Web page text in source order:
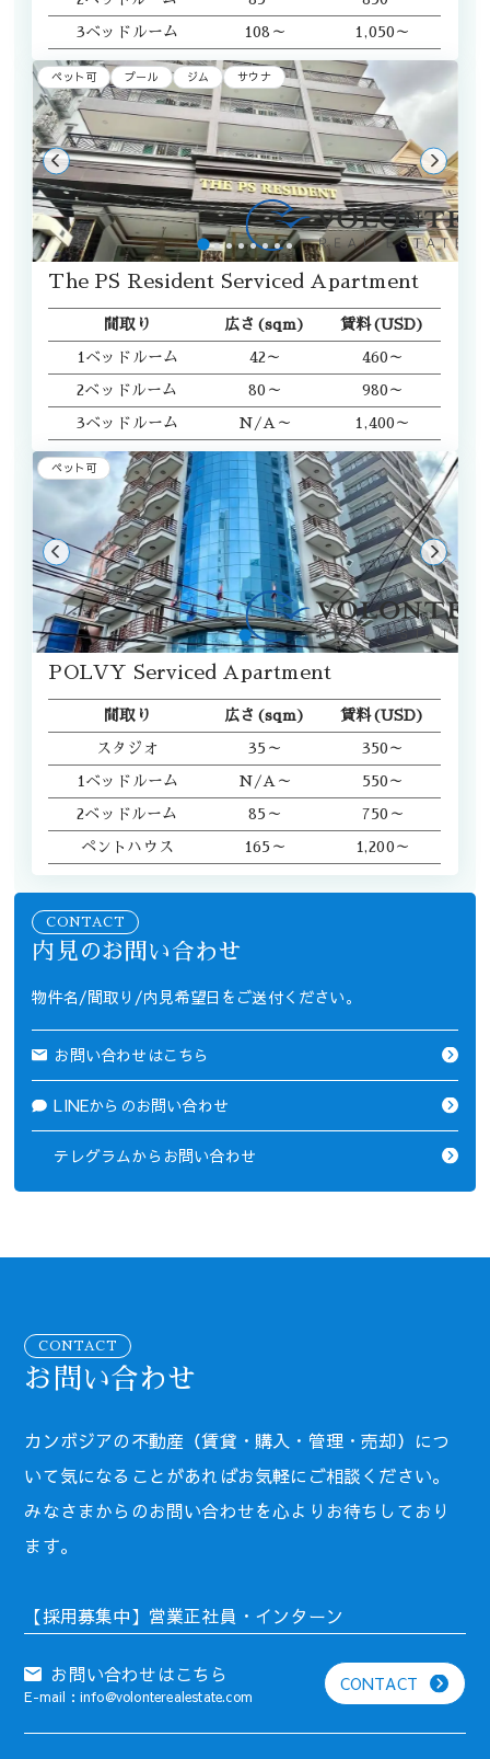
3ベッドルーム 108～ 1,050～
ペット可 プール ジム サウナ
The PS Resident Serviced Apartment
間取り 広さ(sqm) 賃料(USD)
1ベッドルーム 42～ 460～
2ベッドルーム 80～ 980～
3ベッドルーム N/A～ 1,400～
ペット可
POLVY Serviced Apartment
間取り 広さ(sqm) 賃料(USD)
スタジオ 35～ 350～
1ベッドルーム N/A～ 550～
2ベッドルーム 85～ 750～
ペントハウス 165～ 1,200～
CONTACT
内見のお問い合わせ
物件名/間取り/内見希望日をご送付ください。
お問い合わせはこちら
LINEからのお問い合わせ
テレグラムからお問い合わせ
CONTACT
お問い合わせ
カンボジアの不動産（賃貸・購入・管理・売却）につ
いて気になることがあればお気軽にご相談ください。
みなさまからのお問い合わせを心よりお待ちしており
ます。
【採用募集中】営業正社員・インターン
お問い合わせはこちら
E-mail：info@volonterealestate.com
CONTACT